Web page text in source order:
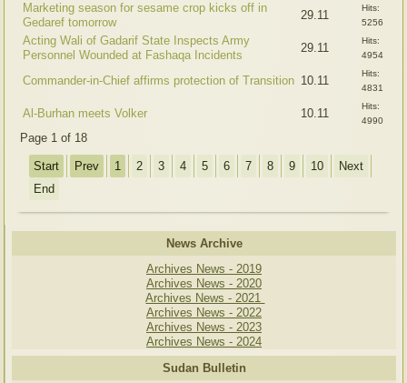
Marketing season for sesame crop kicks off in
Gedaref tomorrow
29.11
Hits:
5256
Acting Wali of Gadarif State Inspects Army
Personnel Wounded at Fashaqa Incidents
29.11
Hits:
4954
Commander-in-Chief affirms protection of Transition 10.11
Hits:
4831
Al-Burhan meets Volker 10.11
Hits:
4990
Page 1 of 18
Start Prev 1 2 3 4 5 6 7 8 9 10
Next
End
News Archive
Archives News - 2019
Archives News - 2020
Archives News - 2021
Archives News - 2022
Archives News - 2023
Archives News - 2024
Sudan Bulletin